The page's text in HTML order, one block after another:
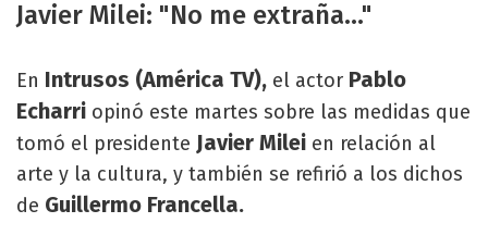
Javier Milei: "No me extraña..."
En Intrusos (América TV), el actor Pablo
Echarri opinó este martes sobre las medidas que
tomó el presidente Javier Milei en relación al
arte y la cultura, y también se refirió a los dichos
de Guillermo Francella.